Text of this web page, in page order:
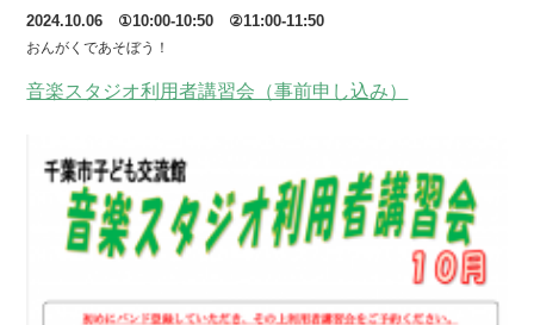
音楽スタジオ利用者講習会（事前申し込み）
2024.10.06 ①10:00-10:50 ②11:00-11:50
おんがくであそぼう！